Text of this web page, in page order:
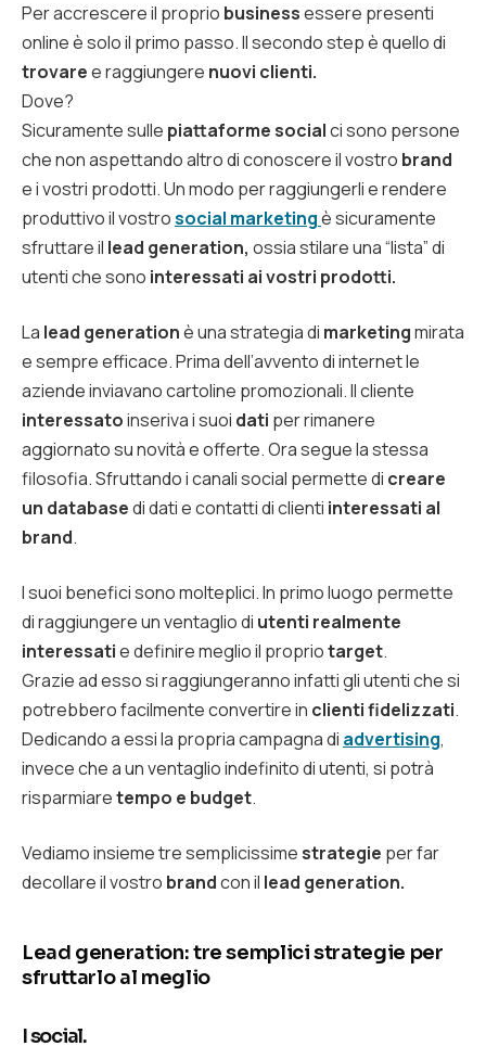
Per accrescere il proprio businessessere presenti
online è solo il primo passo. Il secondo step è quello di
trovaree raggiungere nuovi clienti.
Dove?
Sicuramente sulle piattaforme socialci sono persone
che non aspettando altro di conoscere il vostro brand
e i vostri prodotti. Un modo per raggiungerli e rendere
produttivo il vostrosocial marketingè sicuramente
sfruttare il lead generation, ossia stilare una “lista” di
utenti che sono interessati ai vostri prodotti.
La lead generationè una strategia di marketingmirata
e sempre efficace. Prima dell’avvento di internet le
aziende inviavano cartoline promozionali. Il cliente
interessatoinseriva i suoi dati per rimanere
aggiornato su novità e offerte. Ora segue la stessa
filosofia. Sfruttando i canali social permette di creare
un databasedi dati e contatti di clienti interessati al
brand.
I suoi benefici sono molteplici. In primo luogo permette
di raggiungere un ventaglio di utenti realmente
interessatie definire meglio il propriotarget.
Grazie ad esso si raggiungeranno infatti gli utenti che si
potrebbero facilmente convertire in clienti fidelizzati.
Dedicando a essi la propria campagna di advertising,
invece che a un ventaglio indefinito di utenti, si potrà
risparmiaretempo e budget.
Vediamo insieme tre semplicissimestrategie per far
decollare il vostro brandcon il lead generation.
Lead generation: tre semplici strategie per
sfruttarlo al meglio
I social.